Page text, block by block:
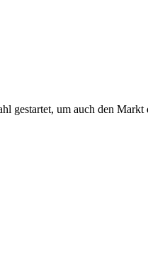
gestartet, um auch den